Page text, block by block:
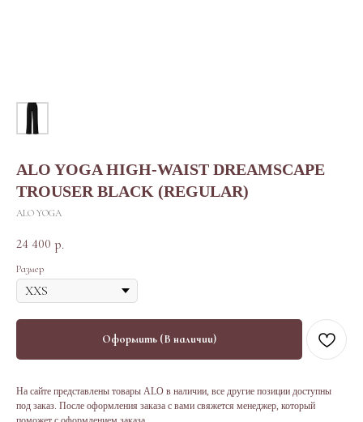
ALO YOGA HIGH-WAIST DREAMSCAPE
TROUSER BLACK (REGULAR)
ALO YOGA
24 400 р.
Размер
Оформить (В наличии)
На сайте представлены товары ALO в наличии, все другие позиции доступны
под заказ. После оформления заказа с вами свяжется менеджер, который